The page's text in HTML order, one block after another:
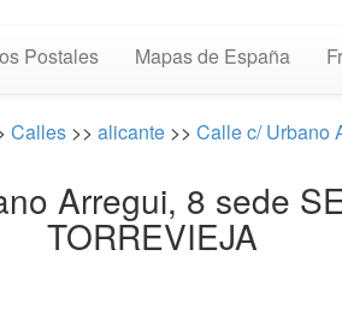
Postales Mapas de España
Calles >> alicante >> Calle c/ Urbano
Arregui, 8 sede
TORREVIEJA